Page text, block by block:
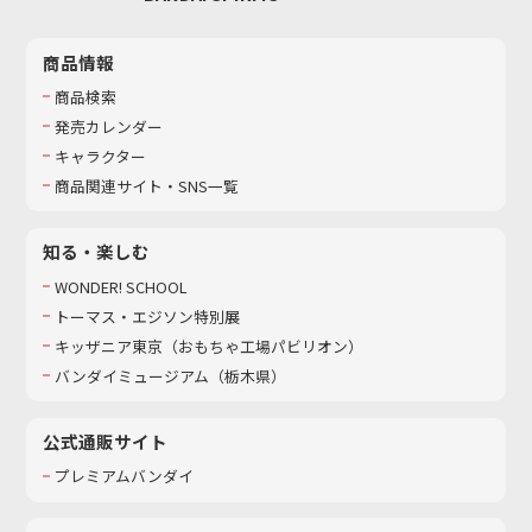
商品情報
商品検索
発売カレンダー
キャラクター
商品関連サイト・SNS一覧
知る・楽しむ
WONDER! SCHOOL
トーマス・エジソン特別展
キッザニア東京（おもちゃ工場パビリオン）​
バンダイミュージアム（栃木県）
公式通販サイト
プレミアムバンダイ